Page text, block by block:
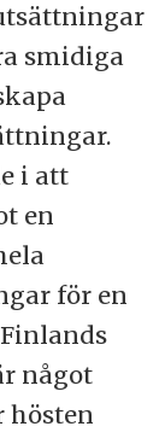
smidiga
i att
en
för en
något
hösten